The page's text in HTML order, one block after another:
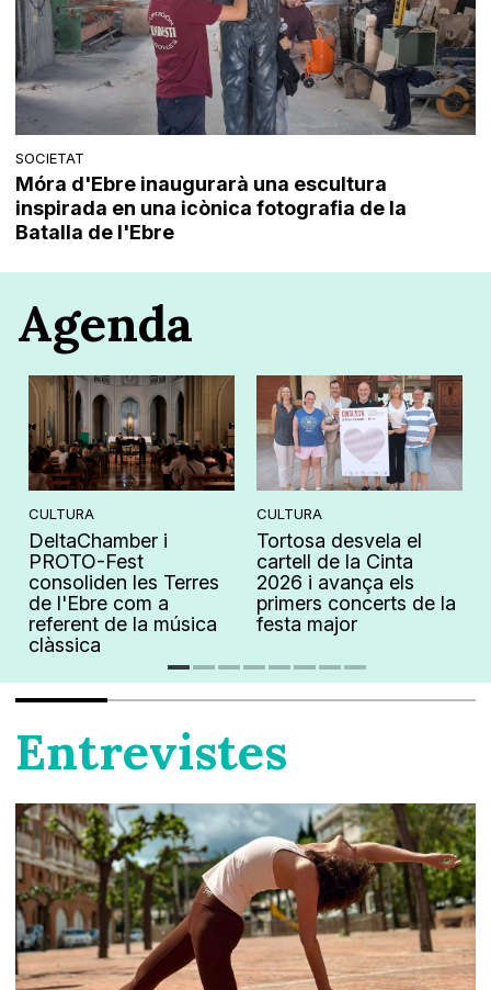
SOCIETAT
Móra d'Ebre inaugurarà una escultura
inspirada en una icònica fotografia de la
Batalla de l'Ebre
Agenda
CULTURA
DeltaChamber i
PROTO-Fest
consoliden les Terres
de l'Ebre com a
referent de la música
clàssica
CULTURA
Tortosa desvela el
cartell de la Cinta
2026 i avança els
primers concerts de la
festa major
Entrevistes